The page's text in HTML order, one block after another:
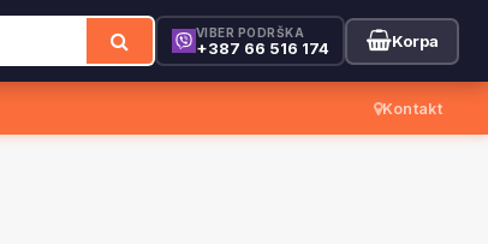
VIBER PODRŠKA
+387 66 516 174 Korpa
Kontakt